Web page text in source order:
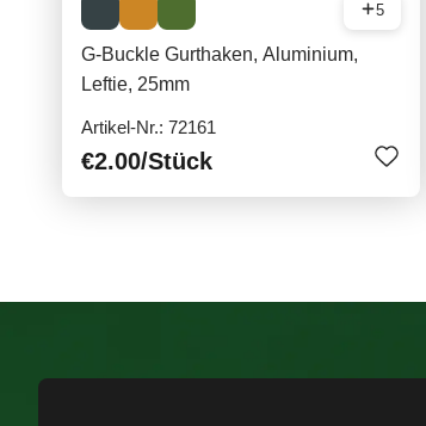
5
G-Buckle Gurthaken, Aluminium,
Leftie, 25mm
Artikel-Nr.: 72161
€2.00/Stück